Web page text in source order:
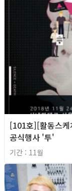
[101호][활동스케
공식행사 '투'
기간 : 11월